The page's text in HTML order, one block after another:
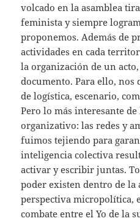
volcado en la asamblea
feminista y siempre
proponemos. Además de
actividades en cada
la organización de un
documento. Para ello,
de logística, escenario,
Pero lo más interesante de
organizativo: las redes y
fuimos tejiendo para
inteligencia colectiva
activar y escribir juntas.
poder existen dentro de la
perspectiva micropolítica,
combate entre el Yo de la